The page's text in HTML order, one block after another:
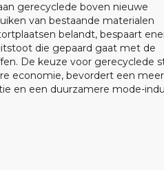
gerecyclede boven nieuwe
van bestaande materialen
belandt, bespaart
die gepaard gaat met de
De keuze voor gerecyclede
economie, bevordert een meer
en een duurzamere mode-